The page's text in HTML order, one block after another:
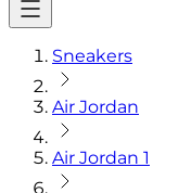
Sneakers
Air Jordan
Air Jordan 1